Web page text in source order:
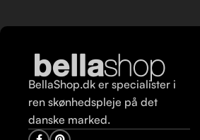
BellaShop.dk er specialister i
ren skønhedspleje på det
danske marked.